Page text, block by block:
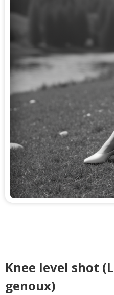
Knee level shot
genoux)